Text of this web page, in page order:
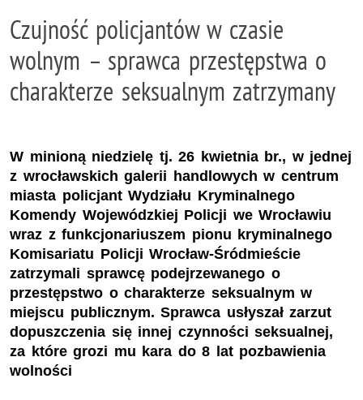
Czujność policjantów w czasie
wolnym – sprawca przestępstwa o
charakterze seksualnym zatrzymany
W minioną niedzielę tj. 26 kwietnia br., w jednej
z wrocławskich galerii handlowych w centrum
miasta policjant Wydziału Kryminalnego
Komendy Wojewódzkiej Policji we Wrocławiu
wraz z funkcjonariuszem pionu kryminalnego
Komisariatu Policji Wrocław-Śródmieście
zatrzymali sprawcę podejrzewanego o
przestępstwo o charakterze seksualnym w
miejscu publicznym. Sprawca usłyszał zarzut
dopuszczenia się innej czynności seksualnej,
za które grozi mu kara do 8 lat pozbawienia
wolności